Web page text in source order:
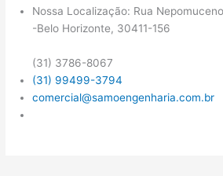
Nossa Localização: Rua
-Belo Horizonte, 30411-156
(31) 3786-8067
(31) 99499-3794
comercial@samoengenharia.com.br